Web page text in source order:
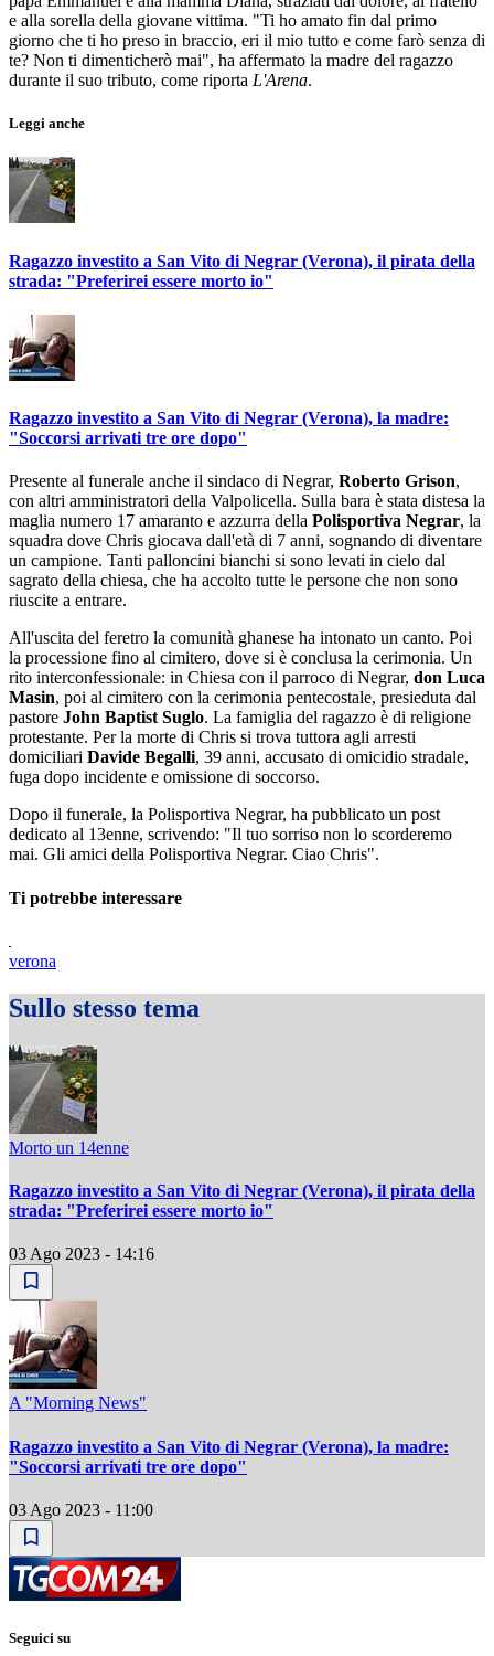
e alla sorella della giovane vittima. "Ti ho amato fin dal primo
giorno che ti ho preso in braccio, eri il mio tutto e come farò senza di
te? Non ti dimenticherò mai", ha affermato la madre del ragazzo
durante il suo tributo, come riporta L'Arena.
Leggi anche
Ragazzo investito a San Vito di Negrar (Verona), il pirata della
strada: "Preferirei essere morto io"
Ragazzo investito a San Vito di Negrar (Verona), la madre:
"Soccorsi arrivati tre ore dopo"
Presente al funerale anche il sindaco di Negrar, Roberto Grison,
con altri amministratori della Valpolicella. Sulla bara è stata distesa la
maglia numero 17 amaranto e azzurra della Polisportiva Negrar, la
squadra dove Chris giocava dall'età di 7 anni, sognando di diventare
un campione. Tanti palloncini bianchi si sono levati in cielo dal
sagrato della chiesa, che ha accolto tutte le persone che non sono
riuscite a entrare.
All'uscita del feretro la comunità ghanese ha intonato un canto. Poi
la processione fino al cimitero, dove si è conclusa la cerimonia. Un
rito interconfessionale: in Chiesa con il parroco di Negrar, don Luca
Masin, poi al cimitero con la cerimonia pentecostale, presieduta dal
pastore John Baptist Suglo. La famiglia del ragazzo è di religione
protestante. Per la morte di Chris si trova tuttora agli arresti
domiciliari Davide Begalli, 39 anni, accusato di omicidio stradale,
fuga dopo incidente e omissione di soccorso.
Dopo il funerale, la Polisportiva Negrar, ha pubblicato un post
dedicato al 13enne, scrivendo: "Il tuo sorriso non lo scorderemo
mai. Gli amici della Polisportiva Negrar. Ciao Chris".
Ti potrebbe interessare
verona
Sullo stesso tema
Morto un 14enne
Ragazzo investito a San Vito di Negrar (Verona), il pirata della
strada: "Preferirei essere morto io"
03 Ago 2023 - 14:16
A "Morning News"
Ragazzo investito a San Vito di Negrar (Verona), la madre:
"Soccorsi arrivati tre ore dopo"
03 Ago 2023 - 11:00
Seguici su